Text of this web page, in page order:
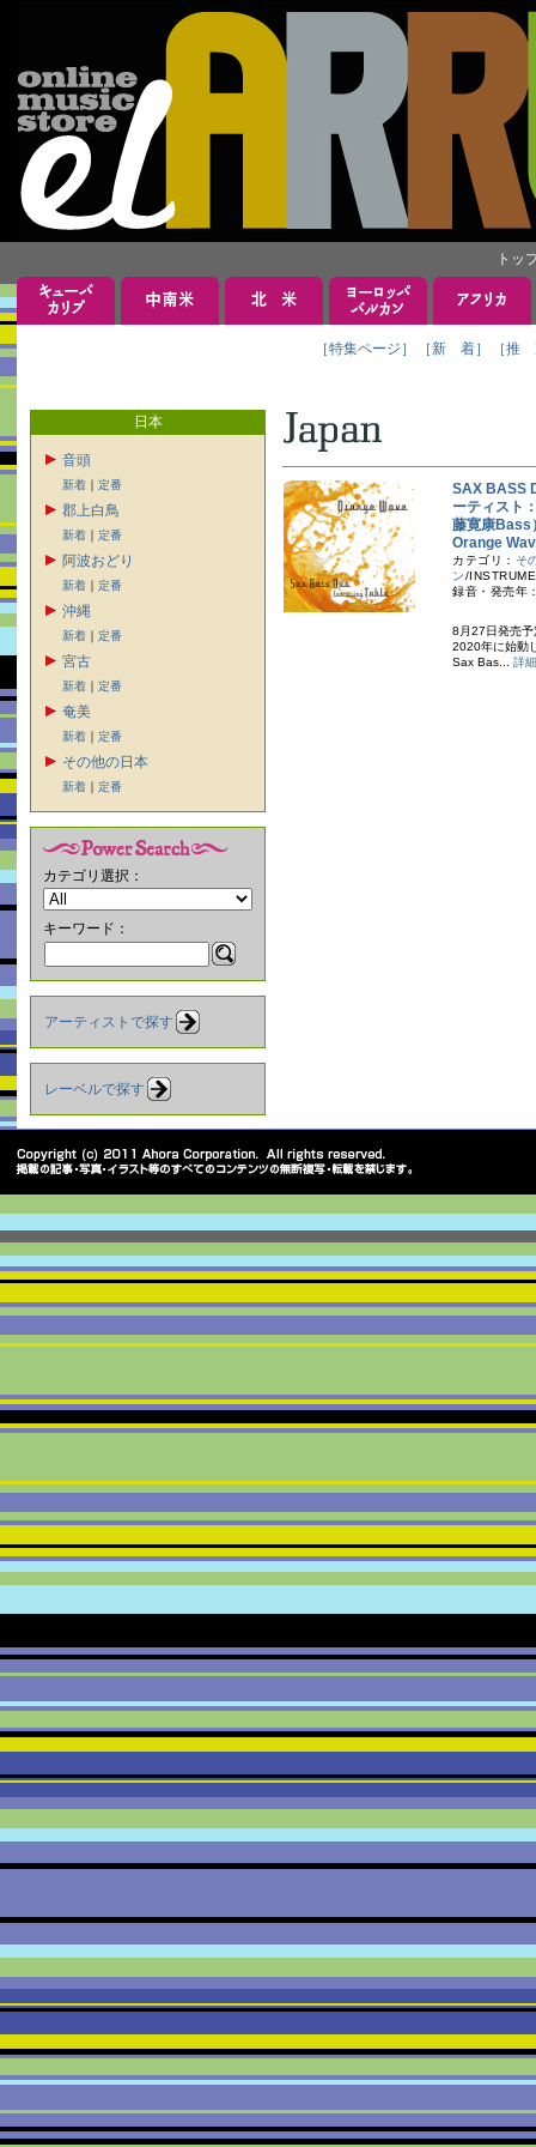
トッ
［特集ページ］ ［新 着］ ［推
日本
音頭
新着 ｜ 定番
郡上白鳥
新着 ｜ 定番
阿波おどり
新着 ｜ 定番
沖縄
新着 ｜ 定番
宮古
新着 ｜ 定番
奄美
新着 ｜ 定番
その他の日本
新着 ｜ 定番
カテゴリ選択：
キーワード：
アーティストで探す
レーベルで探す
SAX BASS
ーティスト
藤寛康Bass
Orange
カテゴリ： そ
ン/
録音・発売年
8月27日発売予
2020年に始動
Sax Bas... 詳